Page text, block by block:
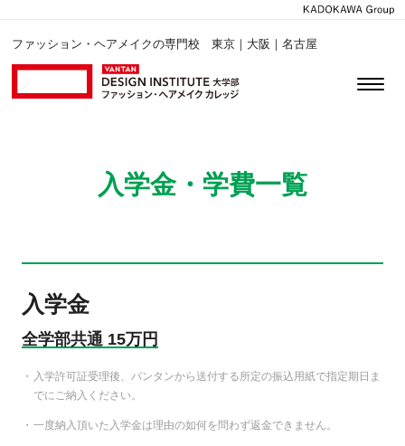
ファッション・ヘアメイクの専門校 東京｜大阪｜名古屋
入学金・学費一覧
入学金
全学部共通 15万円
入学許可証受理後、バンタンから送付する所定の振込用紙で指定期日ま
でにご納入ください。
一度納入頂いた入学金は理由の如何を問わず返金できません。